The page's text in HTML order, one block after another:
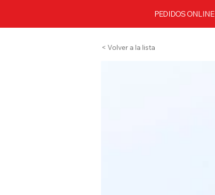
PEDIDOS ONLINE
< Volver a la lista